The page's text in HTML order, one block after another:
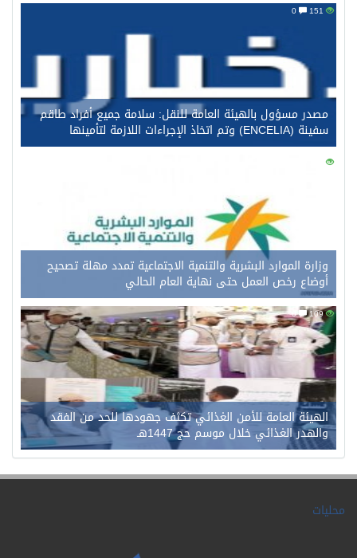
مصدر مسؤول بالهيئة العامة للنقل: سلامة جميع أفراد طاقم
سفينة (ENCELIA) وتم اتخاذ الإجراءات اللازمة لتأمينها
128
وزارة الموارد البشرية والتنمية الاجتماعية تمدد مهلة تصحيح
أوضاع رخص العمل حتى نهاية العام الحالي
109
0
الهيئة العامة للأمن الغذائي تكثف جهودها للحد من الفقد
والهدر الغذائي خلال موسم حج 1447هـ
محليات